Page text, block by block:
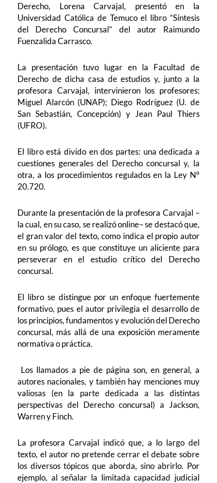
Derecho, Lorena Carvajal, presentó en la
Universidad Católica de Temuco el libro “Síntesis
del Derecho Concursal” del autor Raimundo
Fuenzalida Carrasco.
La presentación tuvo lugar en la Facultad de
Derecho de dicha casa de estudios y, junto a la
profesora Carvajal, intervinieron los profesores:
Miguel Alarcón (UNAP); Diego Rodríguez (U. de
San Sebastián, Concepción) y Jean Paul Thiers
(UFRO).
El libro está divido en dos partes: una dedicada a
cuestiones generales del Derecho concursal y, la
otra, a los procedimientos regulados en la Ley N°
20.720.
Durante la presentación de la profesora Carvajal –
la cual, en su caso, se realizó online– se destacó que,
el gran valor del texto, como indica el propio autor
en su prólogo, es que constituye un aliciente para
perseverar en el estudio crítico del Derecho
concursal.
El libro se distingue por un enfoque fuertemente
formativo, pues el autor privilegia el desarrollo de
los principios, fundamentos y evolución del Derecho
concursal, más allá de una exposición meramente
normativa o práctica.
Los llamados a pie de página son, en general, a
autores nacionales, y también hay menciones muy
valiosas (en la parte dedicada a las distintas
perspectivas del Derecho concursal) a Jackson,
Warren y Finch.
La profesora Carvajal indicó que, a lo largo del
texto, el autor no pretende cerrar el debate sobre
los diversos tópicos que aborda, sino abrirlo. Por
ejemplo, al señalar la limitada capacidad judicial